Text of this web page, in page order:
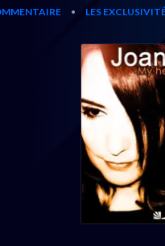
• LES